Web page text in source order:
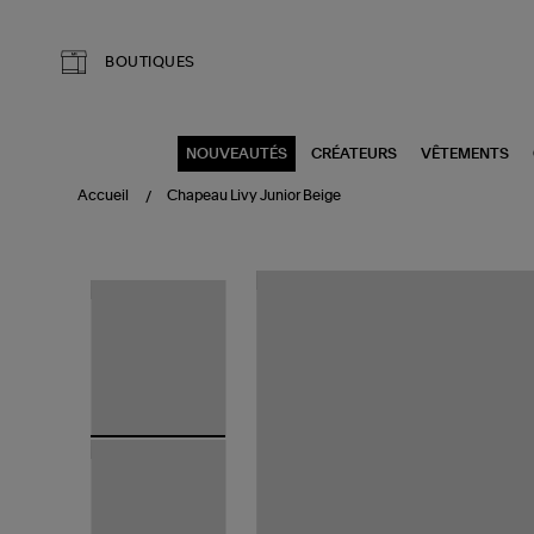
BOUTIQUES
NOUVEAUTÉS CRÉATEURS VÊTEMENTS
Accueil Chapeau Livy Junior Beige